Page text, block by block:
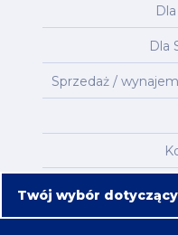
Dla
Sprzedaż /
Twój wybór